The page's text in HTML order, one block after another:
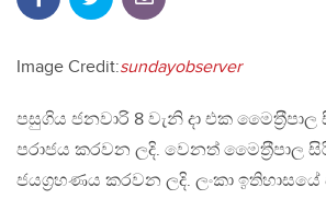
Image Credit:sundayobserver
පසුගිය ජනවාරි 8 වැනි දා එක
පරාජය කරවන ලදි. වෙනත් මෛත‍්‍රීපාල
ජයග‍්‍රහණය කරවන ලදි. ලංකා